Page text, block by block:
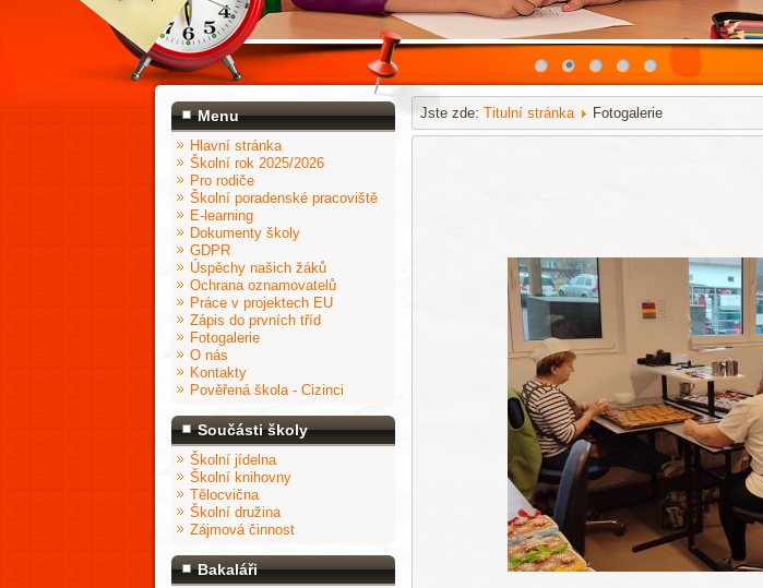
Menu
Hlavní stránka
Školní rok 2025/2026
Pro rodiče
Školní poradenské pracoviště
E-learning
Dokumenty školy
GDPR
Úspěchy našich žáků
Ochrana oznamovatelů
Práce v projektech EU
Zápis do prvních tříd
Fotogalerie
O nás
Kontakty
Pověřená škola - Cizinci
Součásti školy
Školní jídelna
Školní knihovny
Tělocvična
Školní družina
Zájmová činnost
Bakaláři
Jste zde: Titulní stránka Fotogalerie